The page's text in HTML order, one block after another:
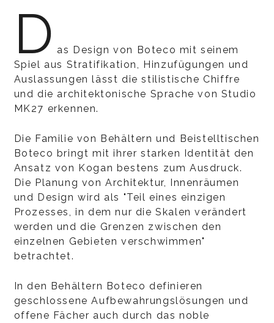
D as Design von Boteco mit seinem
Spiel aus Stratifikation, Hinzufügungen und
Auslassungen lässt die stilistische Chiffre
und die architektonische Sprache von Studio
MK27 erkennen.
Die Familie von Behältern und Beistelltischen
Boteco bringt mit ihrer starken Identität den
Ansatz von Kogan bestens zum Ausdruck.
Die Planung von Architektur, Innenräumen
und Design wird als "Teil eines einzigen
Prozesses, in dem nur die Skalen verändert
werden und die Grenzen zwischen den
einzelnen Gebieten verschwimmen"
betrachtet.
In den Behältern Boteco definieren
geschlossene Aufbewahrungslösungen und
offene Fächer auch durch das noble